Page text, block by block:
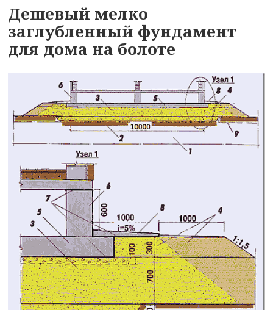
Дешевый мелко
заглубленный фундамент
для дома на болоте